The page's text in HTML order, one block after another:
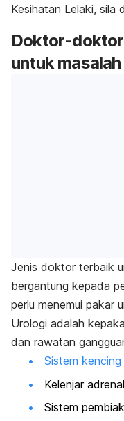
Kesihatan Lelaki, sila
Doktor-
untuk masalah
Jenis doktor terbaik
bergantung kepada
perlu menemui pakar
Urologi adalah
dan rawatan
Sistem kencing
Kelenjar adrenal
Sistem